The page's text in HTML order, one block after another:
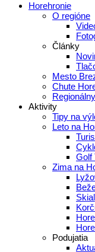
Horehronie
O regióne
Články
Mesto
Chute
Aktivity
Tipy na
Leto na
Golf
Zima na
Podujatia